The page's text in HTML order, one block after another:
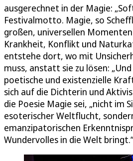
ausgerechnet in der Magie:
Festivalmotto. Magie, so
großen, universellen
Krankheit, Konflikt und
entstehe dort, wo mit
muss, anstatt sie zu lösen:
poetische und existenzielle
sich auf die Dichterin und
die Poesie Magie sei, „nicht im
esoterischer Weltflucht,
emanzipatorischen
Wundervolles in die Welt bringt.“